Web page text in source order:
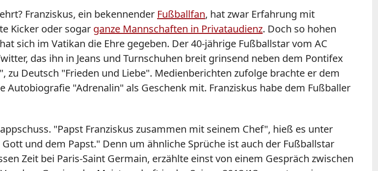
Franziskus, ein bekennender Fußballfan, hat zwar Erfahrung mit
Kicker oder sogar ganze Mannschaften in Privataudienz. Doch so hohen
sich im Vatikan die Ehre gegeben. Der 40-jährige Fußballstar vom AC
das ihn in Jeans und Turnschuhen breit grinsend neben dem Pontifex
zu Deutsch "Frieden und Liebe". Medienberichten zufolge brachte er dem
"Adrenalin" als Geschenk mit. Franziskus habe dem Fußballer
"Papst Franziskus zusammen mit seinem Chef", hieß es unter
und dem Papst." Denn um ähnliche Sprüche ist auch der Fußballstar
Zeit bei Paris-Saint Germain, erzählte einst von einem Gespräch zwischen